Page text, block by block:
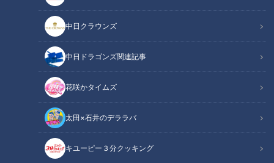
中日クラウンズ
中日ドラゴンズ関連記事
花咲かタイムズ
太田×石井のデララバ
キユーピー３分クッキング